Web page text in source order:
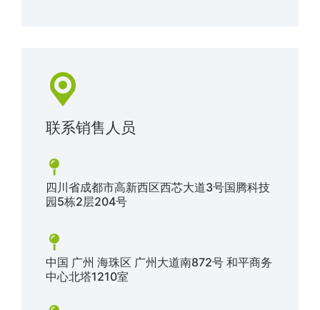
联系销售人员
四川省成都市高新西区西芯大道3号国腾科技
园5栋2层204号
中国 广州 海珠区 广州大道南872号 和平商务
中心北塔1210室